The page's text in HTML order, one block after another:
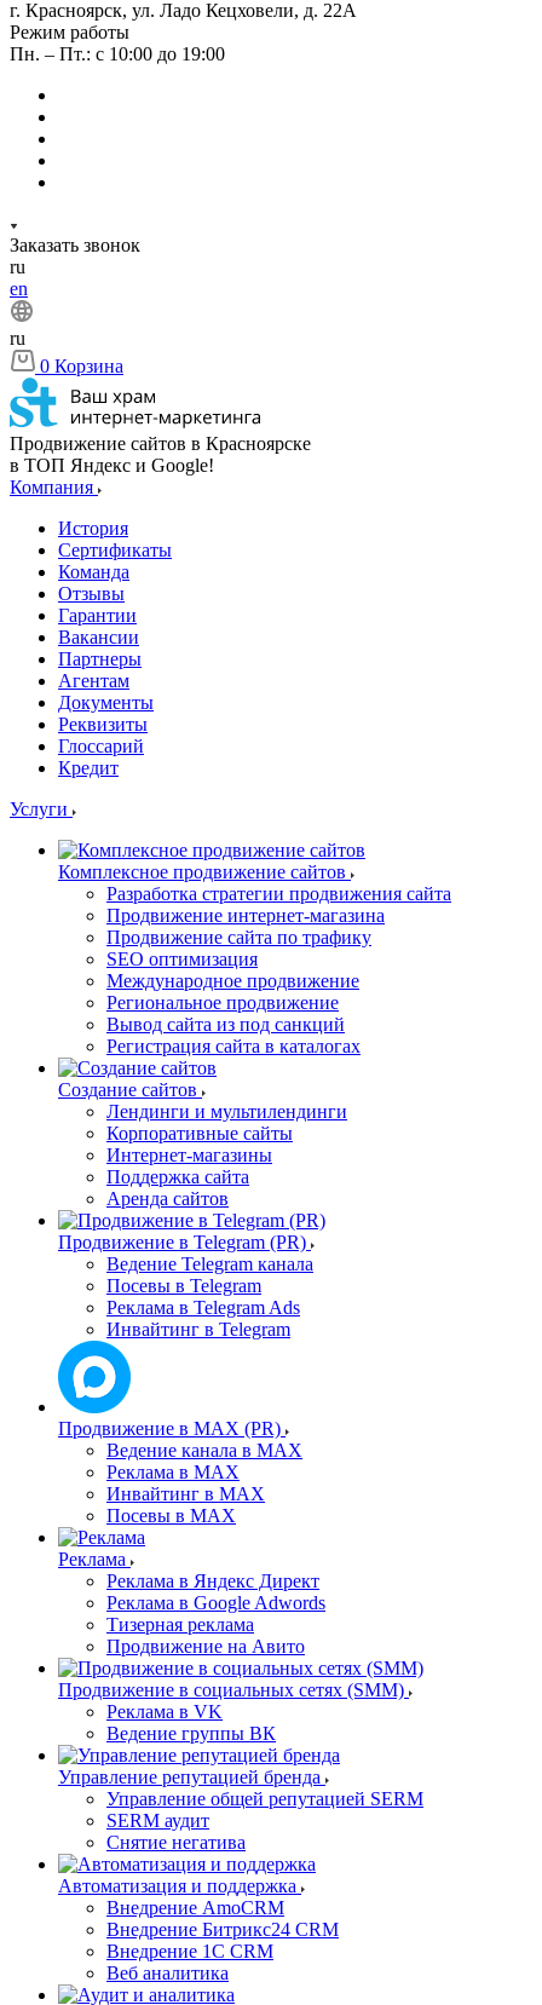
г. Красноярск, ул. Ладо Кецховели, д. 22А
Режим работы
Пн. – Пт.: с 10:00 до 19:00
Заказать звонок
ru
en
ru
0 Корзина
Продвижение сайтов в Красноярске
в ТОП Яндекс и Google!
Компания
История
Сертификаты
Команда
Отзывы
Гарантии
Вакансии
Партнеры
Агентам
Документы
Реквизиты
Глоссарий
Кредит
Услуги
Комплексное продвижение сайтов
Разработка стратегии продвижения сайта
Продвижение интернет-магазина
Продвижение сайта по трафику
SEO оптимизация
Международное продвижение
Региональное продвижение
Вывод сайта из под санкций
Регистрация сайта в каталогах
Создание сайтов
Лендинги и мультилендинги
Корпоративные сайты
Интернет-магазины
Поддержка сайта
Аренда сайтов
Продвижение в Telegram (PR)
Ведение Telegram канала
Посевы в Telegram
Реклама в Telegram Ads
Инвайтинг в Telegram
Продвижение в MAX (PR)
Ведение канала в MAX
Реклама в MAX
Инвайтинг в MAX
Посевы в MAX
Реклама
Реклама в Яндекс Директ
Реклама в Google Adwords
Тизерная реклама
Продвижение на Авито
Продвижение в социальных сетях (SMM)
Реклама в VK
Ведение группы ВК
Управление репутацией бренда
Управление общей репутацией SERM
SERM аудит
Снятие негатива
Автоматизация и поддержка
Внедрение AmoCRM
Внедрение Битрикс24 CRM
Внедрение 1C CRM
Веб аналитика